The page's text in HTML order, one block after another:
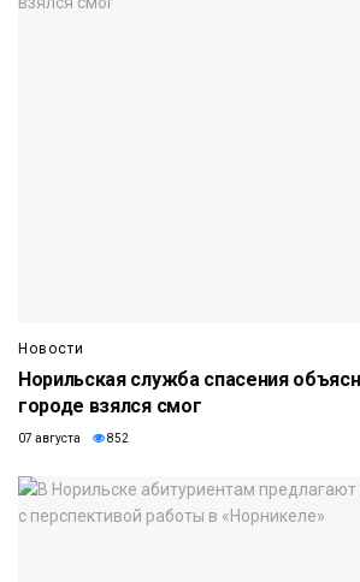
Новости
Норильская служба спасения
городе взялся смог
07 августа 852